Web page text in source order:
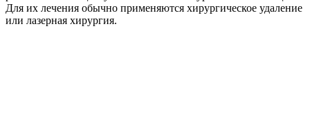
Для их лечения обычно применяются хирургическое удаление
или лазерная хирургия.